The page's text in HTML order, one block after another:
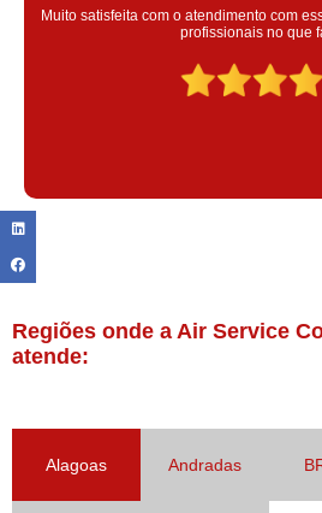
Super satisfeita com o serviço prestado,
colaoradores educado e transparente,
Claudinei excelente
Regiões onde a Air Service
atende:
Alagoas Andradas